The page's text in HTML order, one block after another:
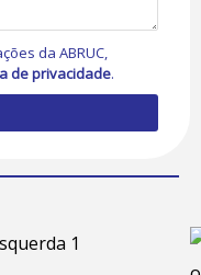
da ABRUC,
de privacidade.